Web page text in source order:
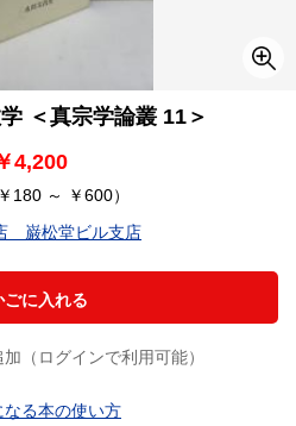
＜真宗学論叢 11＞
4,200
180 ～ ￥600）
巌松堂ビル支店
ごに入れる
（ログインで利用可能）
なる本の使い方